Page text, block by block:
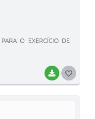
BAIXAR
O EXERCÍCIO DE